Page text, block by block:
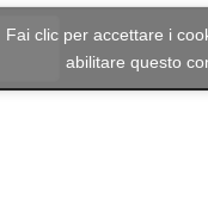
Fai clic per accettare i
abilitare questo